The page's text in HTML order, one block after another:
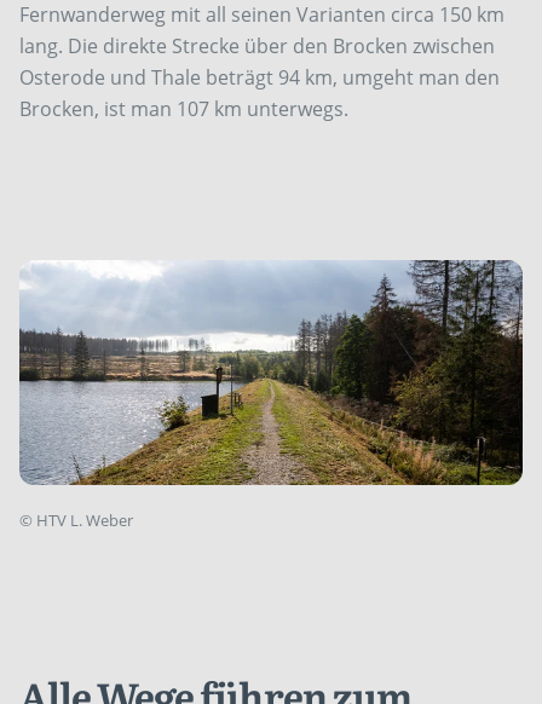
Fernwanderweg mit all seinen Varianten circa 150 km
lang. Die direkte Strecke über den Brocken zwischen
Osterode und Thale beträgt 94 km, umgeht man den
Brocken, ist man 107 km unterwegs.
© HTV L. Weber